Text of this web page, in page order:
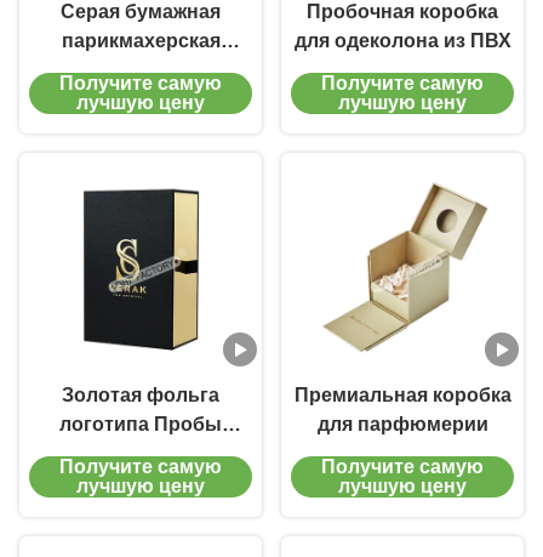
Серая бумажная
парикмахерская
коробка с ленточной
ручкой для
Получите самую
лучшую цену
Пробочная коробка
для одеколона из ПВХ
Получите самую
лучшую цену
Золотая фольга
логотипа Пробы
парфюмерии коробка
с лентой для
Получите самую
лучшую цену
Премиальная коробка
для парфюмерии
Получите самую
лучшую цену